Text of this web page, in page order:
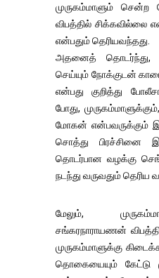
முருகம்மாளும் சென்ற
விபத்தில் சிக்கவில்லை
என்பதும் தெரியவந்தது.
அதனைத் தொடர்ந்து,
செய்யும் நோக்குடன்
என்பது குறித்து
போது,
மோகன் என்பவருக்கும்
சொத்து பிரச்சினை
தொடர்பான வழக்கு
நடந்து வருவதும் தெரிய
மேலும்,
சங்கரநாராயணன்
முருகம்மாளுக்கு
தொகையையும் கேட்டு